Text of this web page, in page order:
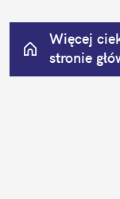
Więcej
stronie